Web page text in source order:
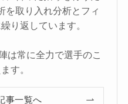
を取り入れ分析とフィ
り返しています。
は常に全力で選手のこ
す。
事一覧へ